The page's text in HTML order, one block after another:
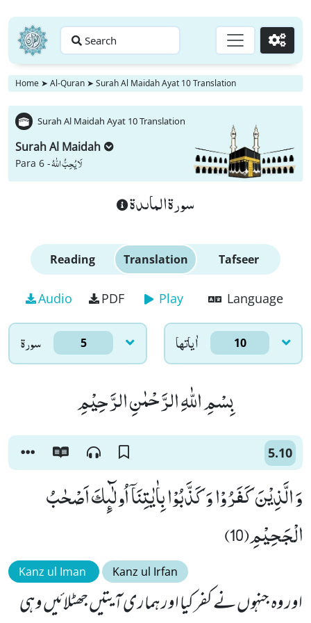
Search Go
Home ➤ Al-Quran ➤ Surah Al Maidah Ayat 10 Translation
Surah Al Maidah Ayat 10 Translation
Surah Al Maidah
Para 6 -لَا یُحِبُّ اللّٰهُ
سورة الماىدة
Reading Translation Tafseer
Audio PDF Play Language
سورۃ 5 اٰياتها 10
بِسْمِ اللّٰهِ الرَّحْمٰنِ الرَّحِیْمِ
5.10
وَ الَّذِیْنَ كَفَرُوْا وَ كَذَّبُوْا بِاٰیٰتِنَاۤ اُولٰٓىٕكَ اَصْحٰبُ
الْجَحِیْمِ(10)
Kanz ul Iman Kanz ul Irfan
اور وہ جنہوں نے کفر کیا اور ہماری آیتیں جھٹلائیں وہی